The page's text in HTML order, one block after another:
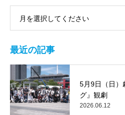
月を選択してください
最近の記事
5月9日（日）
グ』観劇
2026.06.12